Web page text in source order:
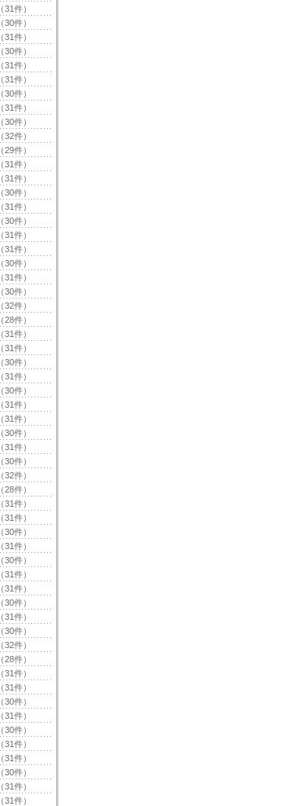
（31件）
（30件）
（31件）
（30件）
（31件）
（31件）
（30件）
（31件）
（30件）
（32件）
（29件）
（31件）
（31件）
（30件）
（31件）
（30件）
（31件）
（31件）
（30件）
（31件）
（30件）
（32件）
（28件）
（31件）
（31件）
（30件）
（31件）
（30件）
（31件）
（31件）
（30件）
（31件）
（30件）
（32件）
（28件）
（31件）
（31件）
（30件）
（31件）
（30件）
（31件）
（31件）
（30件）
（31件）
（30件）
（32件）
（28件）
（31件）
（31件）
（30件）
（31件）
（30件）
（31件）
（31件）
（30件）
（31件）
（31件）